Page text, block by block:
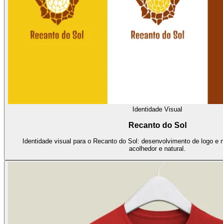
Identidade Visual
Recanto do Sol
Identidade visual para o Recanto do Sol: desenvolvimento de logo e
acolhedor e natural.